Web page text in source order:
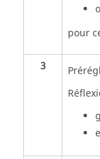
pour
3